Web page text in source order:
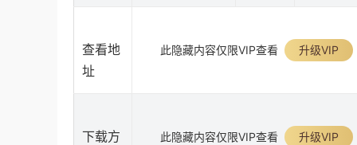
查看地
址
此隐藏内容仅限VIP查看 升级VIP
下载方
此隐藏内容仅限VIP查看 升级VIP